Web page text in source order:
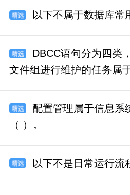
以下不属于数据库常
DBCC语句分为四类
文件组进行维护的任务属
配置管理属于信息系
（ ）。
以下不是日常运行流